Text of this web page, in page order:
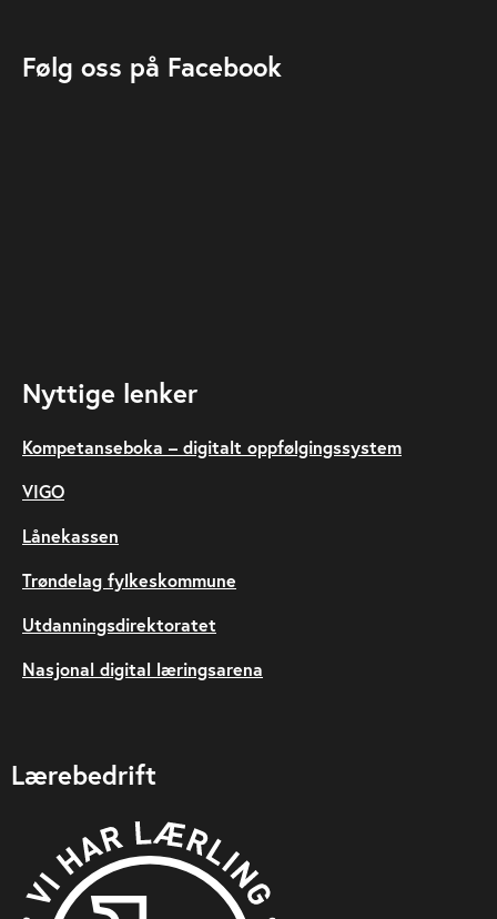
Følg oss på Facebook
Nyttige lenker
Kompetanseboka – digitalt oppfølgingssystem
VIGO
Lånekassen
Trøndelag fylkeskommune
Utdanningsdirektoratet
Nasjonal digital læringsarena
Lærebedrift